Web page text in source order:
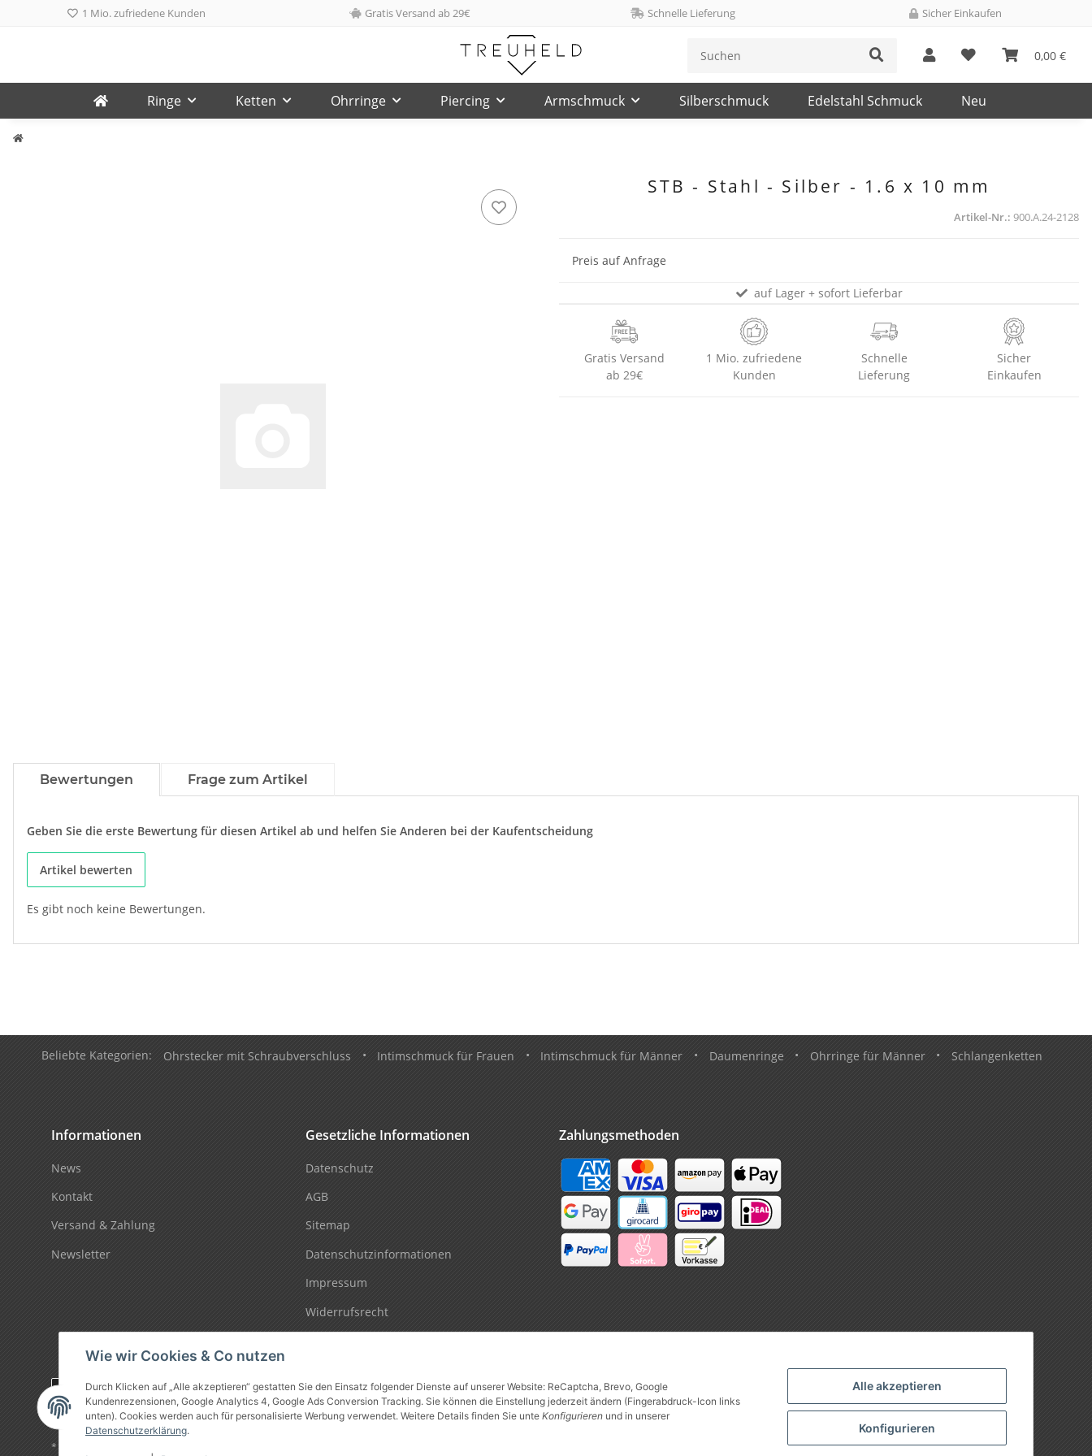
Alle akzeptieren
Konfigurieren
Wie wir Cookies & Co nutzen
Durch Klicken auf „Alle akzeptieren“ gestatten Sie den Einsatz folgender Dienste auf unserer Website: ReCaptcha, Brevo, Google
Kundenrezensionen, Google Analytics 4, Google Ads Conversion Tracking. Sie können die Einstellung jederzeit ändern (Fingerabdruck-Icon links
unten). Cookies werden auch für personalisierte Werbung verwendet. Weitere Details finden Sie unte Konfigurieren und in unserer
Datenschutzerklärung.
1 Mio. zufriedene Kunden Gratis Versand ab 29€ Schnelle Lieferung Sicher Einkaufen
0,00 €
Ringe Ketten Ohrringe Piercing Armschmuck Silberschmuck Edelstahl Schmuck Neu
STB - Stahl - Silber - 1.6 x 10 mm
Artikel-Nr.: 900.A.24-2128
Preis auf Anfrage
auf Lager + sofort Lieferbar
Gratis Versand
ab 29€
1 Mio. zufriedene
Kunden
Schnelle
Lieferung
Sicher
Einkaufen
Bewertungen Frage zum Artikel
Geben Sie die erste Bewertung für diesen Artikel ab und helfen Sie Anderen bei der Kaufentscheidung
Artikel bewerten
Es gibt noch keine Bewertungen.
Beliebte Kategorien: Ohrstecker mit Schraubverschluss • Intimschmuck für Frauen • Intimschmuck für Männer • Daumenringe • Ohrringe für Männer • Schlangenketten
Informationen
News
Kontakt
Versand & Zahlung
Newsletter
Gesetzliche Informationen
Datenschutz
AGB
Sitemap
Datenschutzinformationen
Impressum
Widerrufsrecht
Zahlungsmethoden
Vertrag widerrufen
* Alle Preise inkl. gesetzlicher USt., zzgl.